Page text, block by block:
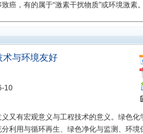
癌，有的属于“激素干扰物质”或环境激素
术与环境友好
10
又有宏观意义与工程技术的意义。绿色
利用与循环再生、绿色净化与监测、环